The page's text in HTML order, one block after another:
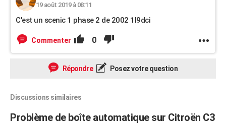
19 août 2019 à 08:11
C'est un scenic 1 phase 2 de 2002 1l9dci
Commenter 0
Répondre Posez votre question
Discussions similaires
Problème de boîte automatique sur Citroën C3